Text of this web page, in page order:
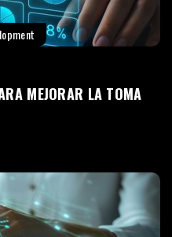
MEJORAR LA TOMA